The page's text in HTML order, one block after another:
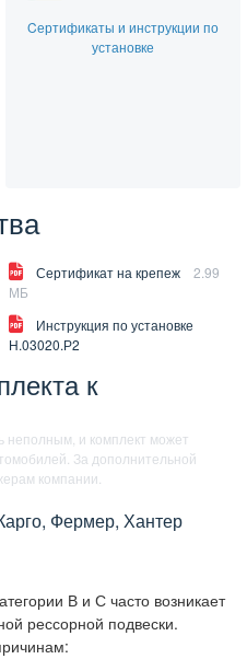
Cертификаты и инструкции по
установке
Сертификат на крепеж
2.99
МБ
Инструкция по установке
Н.03020.Р2
к
и комплект может
За дополнительной
компании.
Фермер, Хантер
В и С часто возникает
рессорной подвески.